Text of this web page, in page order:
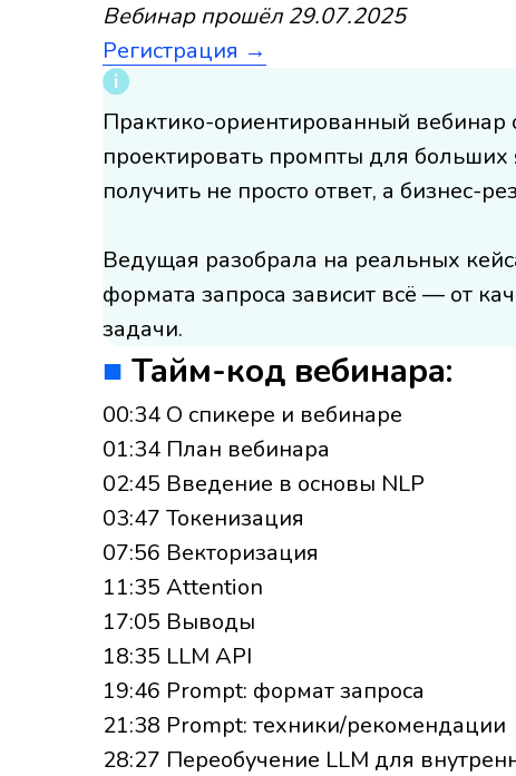
Вебинар прошёл 29.07.2025
Регистрация →
Практико-ориентированный вебинар
проектировать промпты для
получить не просто ответ, а бизнес-
Ведущая разобрала на реальных
формата запроса зависит всё — от
задачи.
■ Тайм-код вебинара:
00:34 О спикере и вебинаре
01:34 План вебинара
02:45 Введение в основы NLP
03:47 Токенизация
07:56 Векторизация
11:35 Attention
17:05 Выводы
18:35 LLM API
19:46 Prompt: формат запроса
21:38 Prompt: техники/рекомендации
28:27 Переобучение LLM для